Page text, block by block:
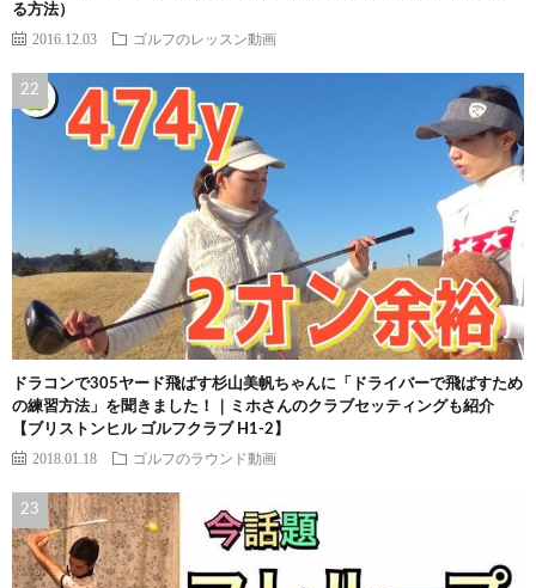
る方法）
2016.12.03 ゴルフのレッスン動画
ドラコンで305ヤード飛ばす杉山美帆ちゃんに「ドライバーで飛ばすため
の練習方法」を聞きました！｜ミホさんのクラブセッティングも紹介
【ブリストンヒル ゴルフクラブ H1-2】
2018.01.18 ゴルフのラウンド動画